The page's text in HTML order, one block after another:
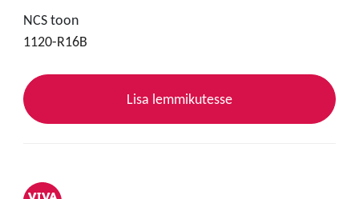
NCS toon
1120-R16B
Lisa lemmikutesse